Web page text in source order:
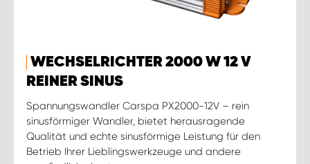
WECHSELRICHTER 2000 W 12 V
REINER SINUS
Spannungswandler Carspa PX2000-12V – rein
sinusförmiger Wandler, bietet herausragende
Qualität und echte sinusförmige Leistung für den
Betrieb Ihrer Lieblingswerkzeuge und andere